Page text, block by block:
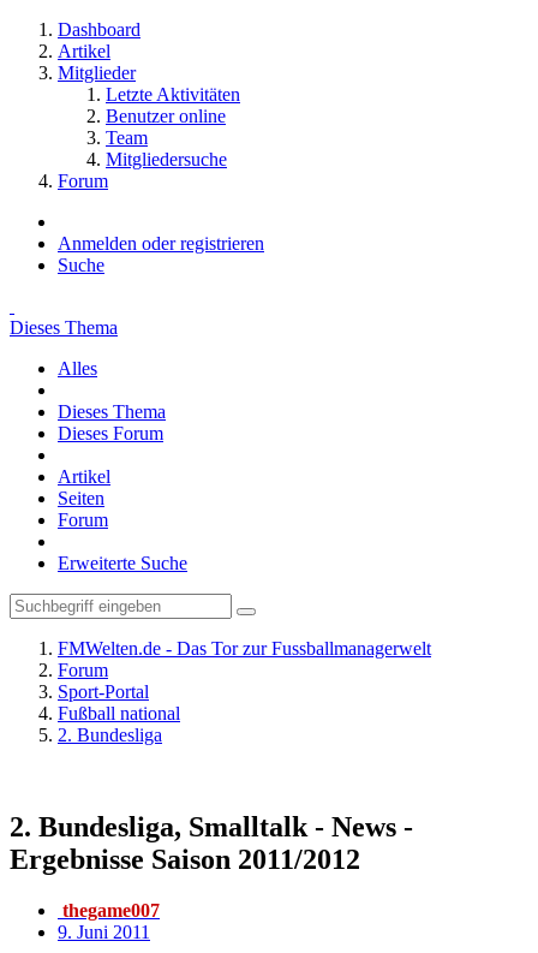
Dashboard
Artikel
Mitglieder
Letzte Aktivitäten
Benutzer online
Team
Mitgliedersuche
Forum
Anmelden oder registrieren
Suche
Dieses Thema
Alles
Dieses Thema
Dieses Forum
Artikel
Seiten
Forum
Erweiterte Suche
FMWelten.de - Das Tor zur Fussballmanagerwelt
Forum
Sport-Portal
Fußball national
2. Bundesliga
2. Bundesliga, Smalltalk - News -
Ergebnisse Saison 2011/2012
thegame007
9. Juni 2011